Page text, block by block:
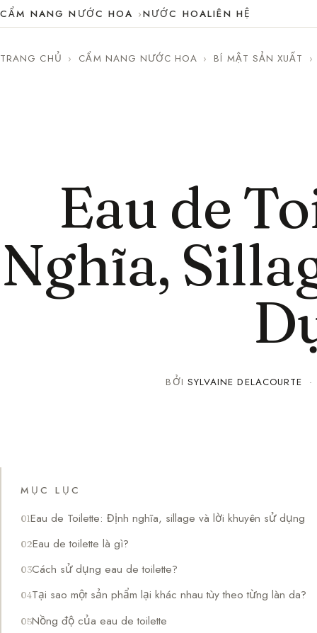
CẨM NANG NƯỚC HOA NƯỚC HOALIÊN HỆ
TRANG CHỦ › CẨM NANG NƯỚC HOA › BÍ MẬT SẢN XUẤT ›
Eau de
Nghĩa,
BỞI SYLVAINE DELACOURTE
MỤC LỤC
Eau de Toilette: Định nghĩa, sillage và lời khuyên sử dụng
Eau de toilette là gì?
Cách sử dụng eau de toilette?
Tại sao một sản phẩm lại khác nhau tùy theo từng làn da?
Nồng độ của eau de toilette